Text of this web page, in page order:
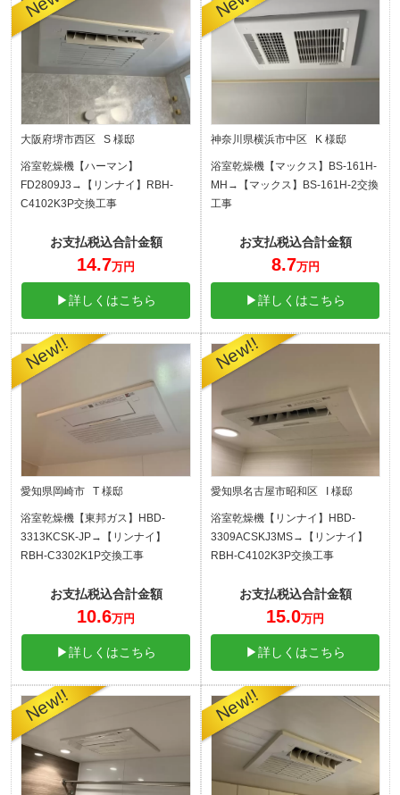
大阪府堺市西区 S 様邸
浴室乾燥機【ハーマン】
FD2809J3→【リンナイ】RBH-
C4102K3P交換工事
お支払税込合計金額
14.7万円
▶詳しくはこちら
神奈川県横浜市中区 K 様邸
浴室乾燥機【マックス】BS-161H-
MH→【マックス】BS-161H-2交換
工事
お支払税込合計金額
8.7万円
▶詳しくはこちら
愛知県岡崎市 T 様邸
浴室乾燥機【東邦ガス】HBD-
3313KCSK-JP→【リンナイ】
RBH-C3302K1P交換工事
お支払税込合計金額
10.6万円
▶詳しくはこちら
愛知県名古屋市昭和区 I 様邸
浴室乾燥機【リンナイ】HBD-
3309ACSKJ3MS→【リンナイ】
RBH-C4102K3P交換工事
お支払税込合計金額
15.0万円
▶詳しくはこちら